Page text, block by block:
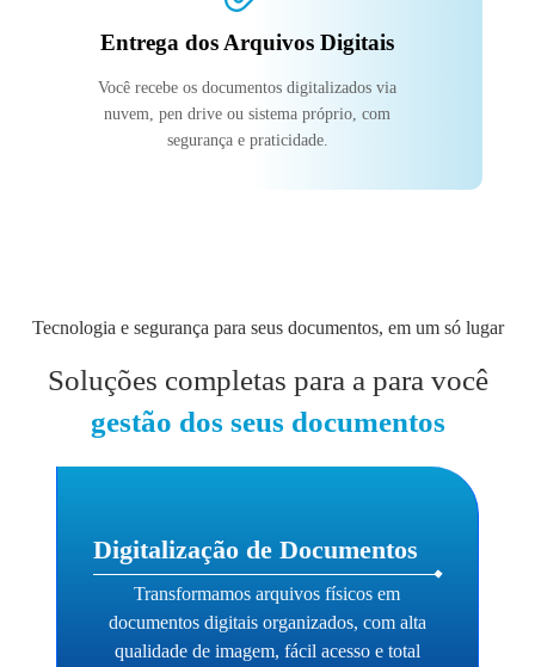
Entrega dos Arquivos Digitais
Você recebe os documentos digitalizados via
nuvem, pen drive ou sistema próprio, com
segurança e praticidade.
Tecnologia e segurança para seus documentos, em um só lugar
Soluções completas para a para você
gestão dos seus documentos
Digitalização de Documentos
Transformamos arquivos físicos em
documentos digitais organizados, com alta
qualidade de imagem, fácil acesso e total